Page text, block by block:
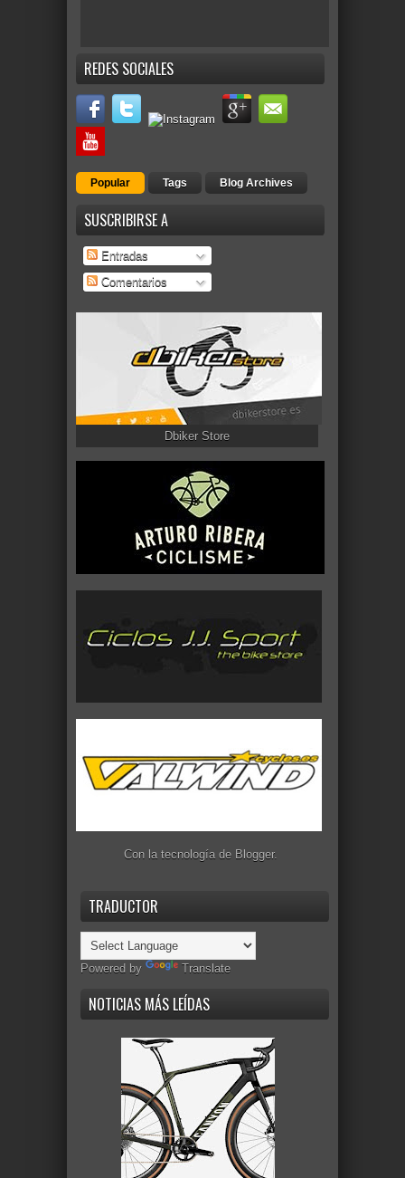
REDES SOCIALES
Popular Tags Blog Archives
SUSCRIBIRSE A
Entradas
Comentarios
Dbiker Store
Con la tecnología de Blogger.
TRADUCTOR
Powered by Translate
NOTICIAS MÁS LEÍDAS